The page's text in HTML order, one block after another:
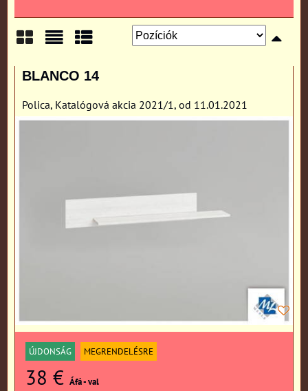
Rács
BLANCO 14
Polica, Katalógová akcia 2021/1, od 11.01.2021
ÚJDONSÁG MEGRENDELÉSRE
38 € Áfá - val